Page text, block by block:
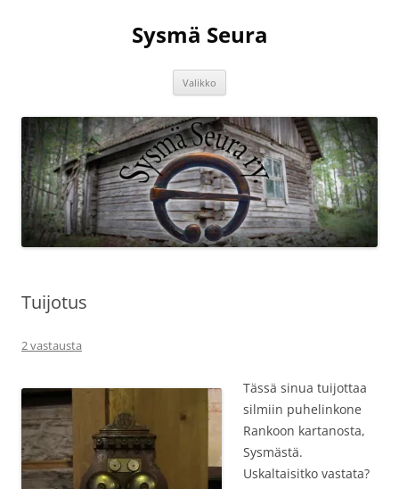
Sysmä Seura
Valikko
Tuijotus
2 vastausta
Tässä sinua tuijottaa
silmiin puhelinkone
Rankoon kartanosta,
Sysmästä.
Uskaltaisitko vastata?